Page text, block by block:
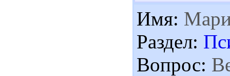
Имя:
Раздел:
Вопрос: